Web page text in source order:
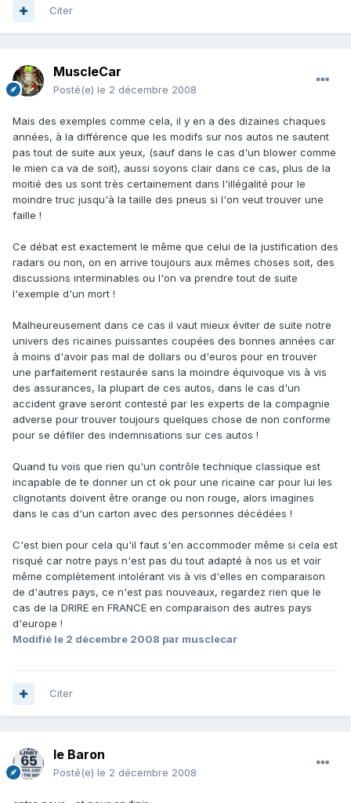
Citer
MuscleCar
Posté(e) le 2 décembre 2008
Mais des exemples comme cela, il y en a des dizaines chaques
années, à la différence que les modifs sur nos autos ne sautent
pas tout de suite aux yeux, (sauf dans le cas d'un blower comme
le mien ca va de soit), aussi soyons clair dans ce cas, plus de la
moitié des us sont très certainement dans l'illégalité pour le
moindre truc jusqu'à la taille des pneus si l'on veut trouver une
faille !
Ce débat est exactement le même que celui de la justification des
radars ou non, on en arrive toujours aux mêmes choses soit, des
discussions interminables ou l'on va prendre tout de suite
l'exemple d'un mort !
Malheureusement dans ce cas il vaut mieux éviter de suite notre
univers des ricaines puissantes coupées des bonnes années car
à moins d'avoir pas mal de dollars ou d'euros pour en trouver
une parfaitement restaurée sans la moindre équivoque vis à vis
des assurances, la plupart de ces autos, dans le cas d'un
accident grave seront contesté par les experts de la compagnie
adverse pour trouver toujours quelques chose de non conforme
pour se défiler des indemnisations sur ces autos !
Quand tu vois que rien qu'un contrôle technique classique est
incapable de te donner un ct ok pour une ricaine car pour lui les
clignotants doivent être orange ou non rouge, alors imagines
dans le cas d'un carton avec des personnes décédées !
C'est bien pour cela qu'il faut s'en accommoder même si cela est
risqué car notre pays n'est pas du tout adapté à nos us et voir
même complètement intolérant vis à vis d'elles en comparaison
de d'autres pays, ce n'est pas nouveaux, regardez rien que le
cas de la DRIRE en FRANCE en comparaison des autres pays
d'europe !
Modifié le 2 décembre 2008 par musclecar
Citer
le Baron
Posté(e) le 2 décembre 2008